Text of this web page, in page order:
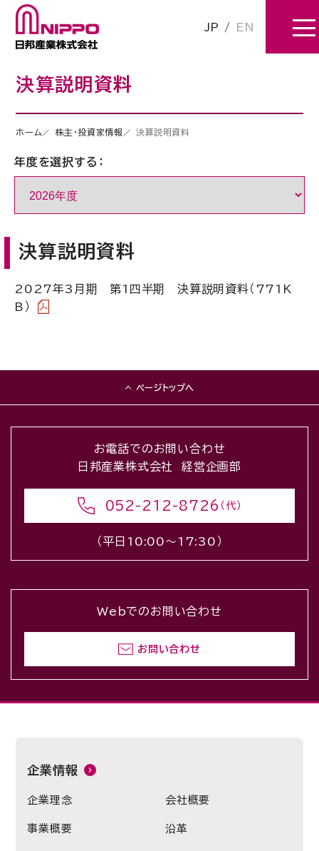
JP / EN
決算説明資料
ホーム 株主・投資家情報 決算説明資料
年度を選択する：
決算説明資料
2027年3月期 第1四半期 決算説明資料（771K
B）
ページトップへ
お電話でのお問い合わせ
日邦産業株式会社 経営企画部
052-212-8726 （代）
（平日10:00〜17:30）
Webでのお問い合わせ
お問い合わせ
企業情報
企業理念 会社概要
事業概要 沿革